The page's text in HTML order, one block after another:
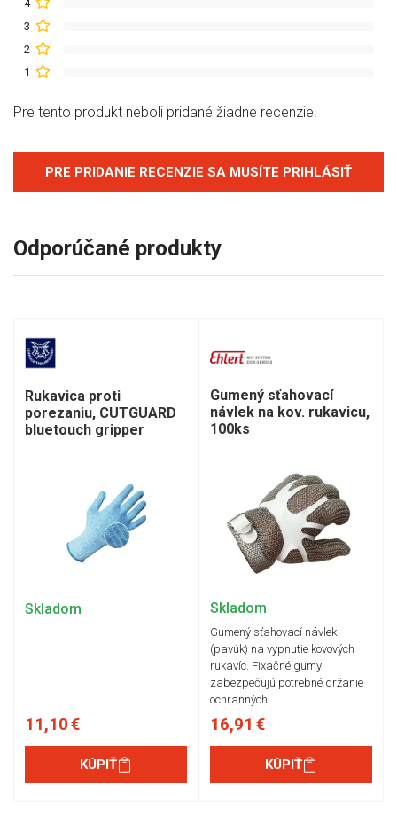
4
3
2
1
Pre tento produkt neboli pridané žiadne recenzie.
PRE PRIDANIE RECENZIE SA MUSÍTE PRIHLÁSIŤ
Odporúčané produkty
Rukavica proti
porezaniu, CUTGUARD
bluetouch gripper
Skladom
11,10 €
KÚPIŤ
Gumený sťahovací
návlek na kov. rukavicu,
100ks
Skladom
Gumený sťahovací návlek
(pavúk) na vypnutie kovových
rukavíc. Fixačné gumy
zabezpečujú potrebné držanie
ochranných…
16,91 €
KÚPIŤ